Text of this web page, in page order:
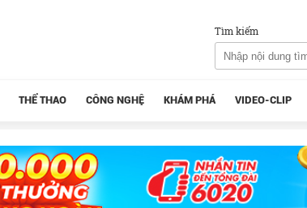
Tìm kiếm
THỂ THAO CÔNG NGHỆ KHÁM PHÁ VIDEO-CLIP